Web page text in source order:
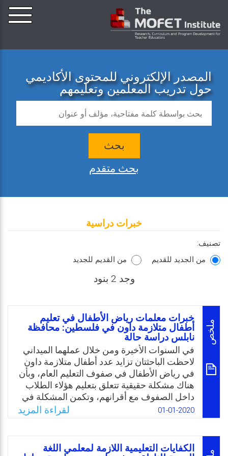
المصدر الإلكتروني للمحتوى الأكاديمي
حول تدريب المعلمين وتعليمهم
بحث
بحث متقدم
خبرات دراسية
تصنيف:
من الجديد للقديم
من القديم للجديد
وجد 2 بنود
ملخص
خبرات معلمات رياض الأطفال في تعليم
أطفال متلازمة داون في فلسطين: محافظة
نابلس دراسة حالة
في السنوات الأخيرة ومن خلال عملهما الميداني
لاحظت الباحثتان تزايد عدد أطفال متلازمة داون
في رياض الأطفال في صفوف التعليم العام، وبأن
هناك مشكلة حقيقية تتعلق بتعليم هؤلاء الطلاب
داخل الصفوف مع أقرانهم، وتكمن المشكلة في
عدم وجود خطة تعليمية شاملة تساعد المعلم في
تحقيق الأهداف التعليمية والمهارات الحياتية
لأطفال متلازمة داون. وانطلاقا من التوجه نحو
التعليم الدامج في فلسطين سواء كان قانونيًا أو
01-01-2020 لقراءة المزيد
الكفايات التعليمية اللازمة لمعلمي اللغة